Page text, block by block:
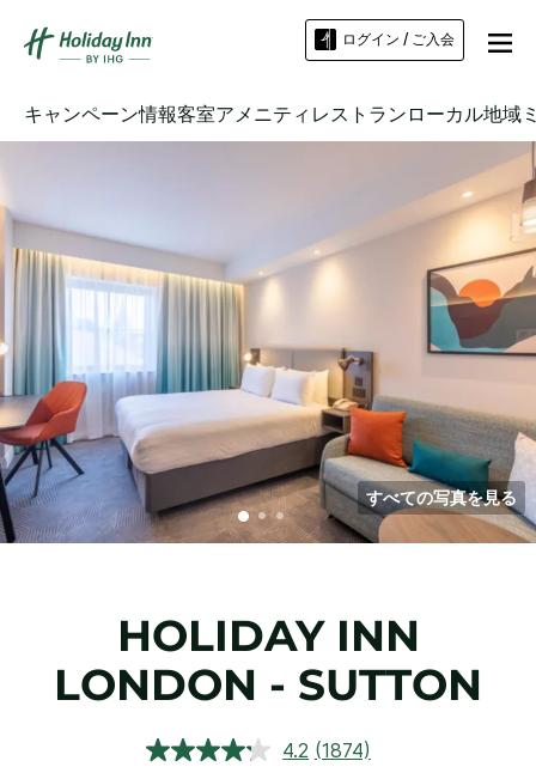
ログイン / ご入会
キャンペーン情報客室アメニティ レストラン ローカル地域
すべての写真を見る
HOLIDAY INN
LONDON - SUTTON
4.2 レ
(1874)